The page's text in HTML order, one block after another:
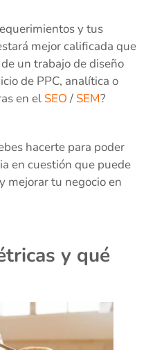
y tus
mejor calificada que
un trabajo de diseño
de PPC, analítica o
en el SEO / SEM?
hacerte para poder
en cuestión que puede
mejorar tu negocio en
y qué